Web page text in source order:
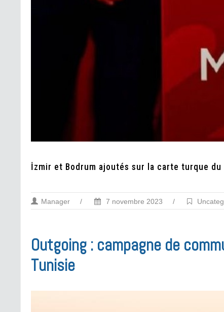
İzmir et Bodrum ajoutés sur la carte turque
Manager / 7 novembre 2023 /
Outgoing : campagne de
Tunisie